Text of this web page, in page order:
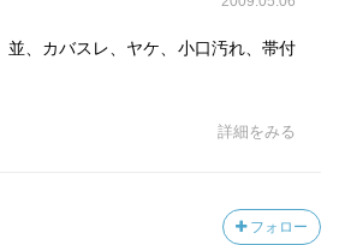
、カバスレ、ヤケ、小口汚れ、帯付
詳細をみる
フォロー